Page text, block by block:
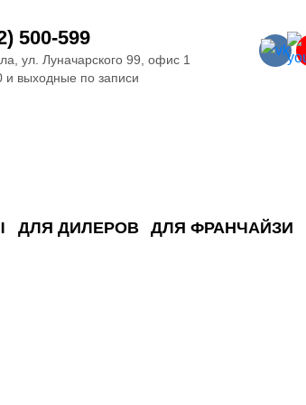
500-599
ул. Луначарского 99, офис 1
и выходные по записи
ДЛЯ ДИЛЕРОВ ДЛЯ ФРАНЧАЙЗИ